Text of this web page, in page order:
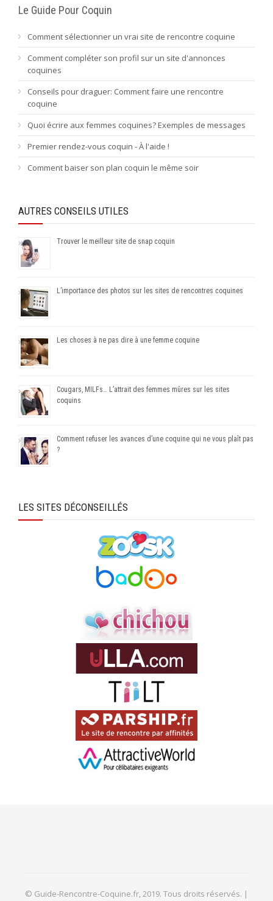
Le Guide Pour Coquin
Comment sélectionner un vrai site de rencontre coquine
Comment compléter son profil sur un site d'annonces
coquines
Conseils pour draguer: Comment faire une rencontre
coquine
Quoi écrire aux femmes coquines? Exemples de messages
Premier rendez-vous coquin - À l'aide !
Comment baiser son plan coquin le même soir
AUTRES CONSEILS UTILES
Trouver le meilleur site de snap coquin
L’importance des photos sur les sites de rencontres coquines
Les choses à ne pas dire à une femme coquine
Cougars, MILFs… L’attrait des femmes mûres sur les sites
coquins
Comment refuser les avances d’une coquine qui ne vous plaît pas
?
LES SITES DÉCONSEILLÉS
© Guide-Rencontre-Coquine.fr, 2019. Tous droits réservés. |